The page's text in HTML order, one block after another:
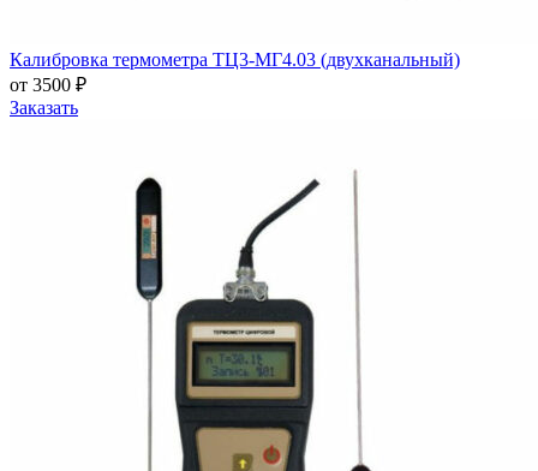
Калибровка термометра ТЦ3-МГ4.03 (двухканальный)
от 3500 ₽
Заказать